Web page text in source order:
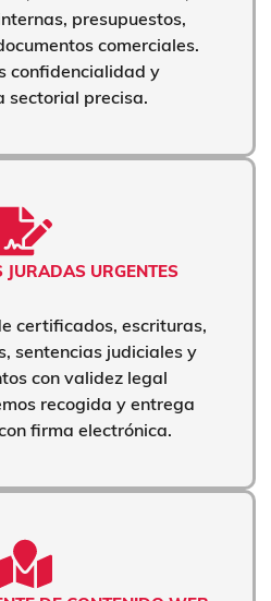
presupuestos,
comerciales.
confidencialidad y
sectorial precisa.
JURADAS URGENTES
certificados, escrituras,
sentencias judiciales y
con validez legal
recogida y entrega
firma electrónica.